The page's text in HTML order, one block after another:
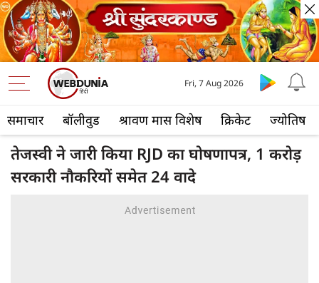
समाचार बॉलीवुड श्रावण मास विशेष क्रिकेट ज्योतिष
Fri, 7 Aug 2026
तेजस्वी ने जारी किया RJD का घोषणापत्र, 1 करोड़
सरकारी नौकरियों समेत 24 वादे